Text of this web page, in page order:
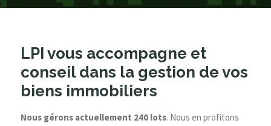
LPI vous accompagne et
conseil dans la gestion de vos
biens immobiliers
Nous gérons actuellement 240 lots. Nous en profitons